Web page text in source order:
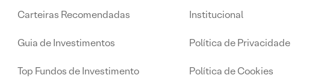
Carteiras Recomendadas
Guia de Investimentos
Top Fundos de Investimento
Institucional
Política de Privacidade
Política de Cookies